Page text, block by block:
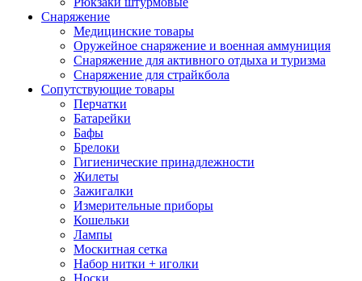
Снаряжение
Медицинские товары
Оружейное снаряжение и военная аммуниция
Снаряжение для активного отдыха и туризма
Снаряжение для страйкбола
Сопутствующие товары
Перчатки
Батарейки
Бафы
Брелоки
Гигиенические принадлежности
Жилеты
Зажигалки
Измерительные приборы
Кошельки
Лампы
Москитная сетка
Набор нитки + иголки
Носки